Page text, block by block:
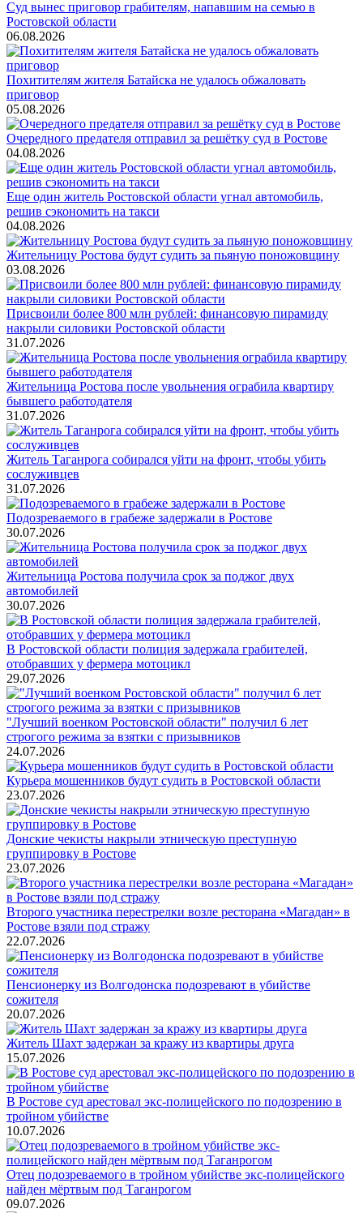
Суд вынес приговор грабителям, напавшим на семью в
Ростовской области
06.08.2026
Похитителям жителя Батайска не удалось обжаловать
приговор
05.08.2026
Очередного предателя отправил за решётку суд в Ростове
04.08.2026
Еще один житель Ростовской области угнал автомобиль,
решив сэкономить на такси
04.08.2026
Жительницу Ростова будут судить за пьяную поножовщину
03.08.2026
Присвоили более 800 млн рублей: финансовую пирамиду
накрыли силовики Ростовской области
31.07.2026
Жительница Ростова после увольнения ограбила квартиру
бывшего работодателя
31.07.2026
Житель Таганрога собирался уйти на фронт, чтобы убить
сослуживцев
31.07.2026
Подозреваемого в грабеже задержали в Ростове
30.07.2026
Жительница Ростова получила срок за поджог двух
автомобилей
30.07.2026
В Ростовской области полиция задержала грабителей,
отобравших у фермера мотоцикл
29.07.2026
"Лучший военком Ростовской области" получил 6 лет
строгого режима за взятки с призывников
24.07.2026
Курьера мошенников будут судить в Ростовской области
23.07.2026
Донские чекисты накрыли этническую преступную
группировку в Ростове
23.07.2026
Второго участника перестрелки возле ресторана «Магадан» в
Ростове взяли под стражу
22.07.2026
Пенсионерку из Волгодонска подозревают в убийстве
сожителя
20.07.2026
Житель Шахт задержан за кражу из квартиры друга
15.07.2026
В Ростове суд арестовал экс-полицейского по подозрению в
тройном убийстве
10.07.2026
Отец подозреваемого в тройном убийстве экс-полицейского
найден мёртвым под Таганрогом
09.07.2026